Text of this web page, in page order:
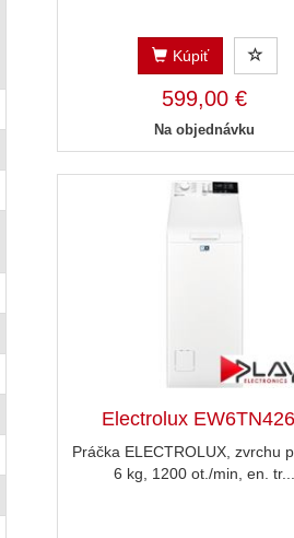
Kúpiť
599,00 €
Na objednávku
Electrolux
Práčka ELECTROLUX, zvrchu
6 kg, 1200 ot./min, en. tr...